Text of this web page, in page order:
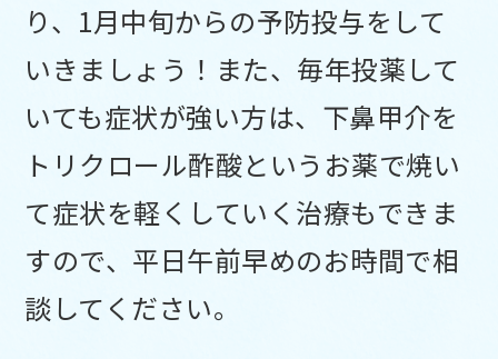
り、1月中旬からの予防投与をして
いきましょう！また、毎年投薬して
いても症状が強い方は、下鼻甲介を
トリクロール酢酸というお薬で焼い
て症状を軽くしていく治療もできま
すので、平日午前早めのお時間で相
談してください。